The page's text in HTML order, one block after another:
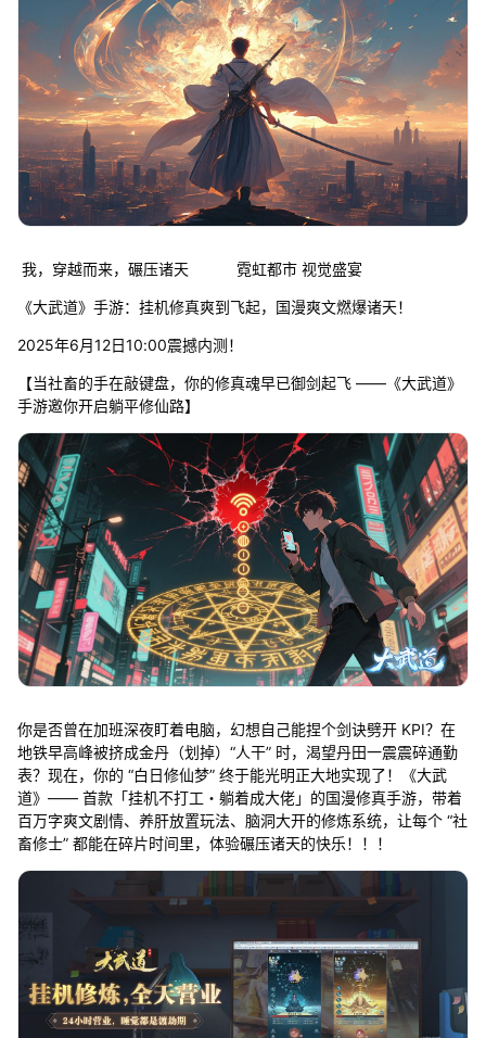
我，穿越而来，碾压诸天 霓虹都市 视觉盛宴
《大武道》手游：挂机修真爽到飞起，国漫爽文燃爆诸天！
2025年6月12日10:00震撼内测！
【当社畜的手在敲键盘，你的修真魂早已御剑起飞 ——《大武道》
手游邀你开启躺平修仙路】
你是否曾在加班深夜盯着电脑，幻想自己能捏个剑诀劈开 KPI？在
地铁早高峰被挤成金丹（划掉）“人干” 时，渴望丹田一震震碎通勤
表？现在，你的 “白日修仙梦” 终于能光明正大地实现了！《大武
道》—— 首款「挂机不打工・躺着成大佬」的国漫修真手游，带着
百万字爽文剧情、养肝放置玩法、脑洞大开的修炼系统，让每个 “社
畜修士” 都能在碎片时间里，体验碾压诸天的快乐！！！